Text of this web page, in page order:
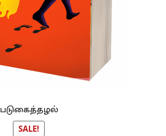
படுகைத்தழல்
SALE!